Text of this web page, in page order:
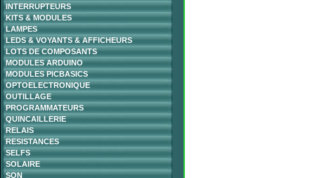
INTERRUPTEURS
KITS & MODULES
LAMPES
LEDS & VOYANTS & AFFICHEURS
LOTS DE COMPOSANTS
MODULES ARDUINO
MODULES PICBASICS
OPTOELECTRONIQUE
OUTILLAGE
PROGRAMMATEURS
QUINCAILLERIE
RELAIS
RESISTANCES
SELFS
SOLAIRE
SON